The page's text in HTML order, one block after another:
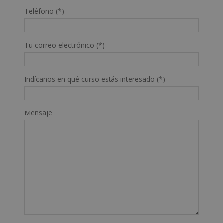
Teléfono (*)
Tu correo electrónico (*)
Indícanos en qué curso estás interesado (*)
Mensaje